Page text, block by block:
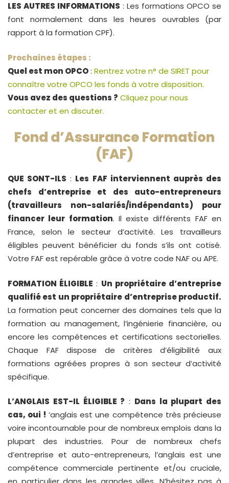
LES AUTRES INFORMATIONS : Les formations OPCO se
font normalement dans les heures ouvrables (par
rapport à la formation CPF).
Prochaines étapes :
Quel est mon OPCO: Rentrez votre n° de SIRET pour
connaître votre OPCO les fonds à votre disposition.
Vous avez des questions ? Cliquez pour nous
contacter et en discuter.
Fond d’Assurance Formation
(FAF)
QUE SONT-ILS : Les FAF interviennent auprès des
chefs d’entreprise et des auto-entrepreneurs
(travailleurs non-salariés/indépendants) pour
financer leur formation. Il existe différents FAF en
France, selon le secteur d’activité. Les travailleurs
éligibles peuvent bénéficier du fonds s’ils ont cotisé.
Votre FAF est repérable grâce à votre code NAF ou APE.
FORMATION ÉLIGIBLE : Un propriétaire d’entreprise
qualifié est un propriétaire d’entreprise productif.
La formation peut concerner des domaines tels que la
formation au management, l’ingénierie financière, ou
encore les compétences et certifications sectorielles.
Chaque FAF dispose de critères d’éligibilité aux
formations agréées propres à son secteur d’activité
spécifique.
L’ANGLAIS EST-IL ÉLIGIBLE ? : Dans la plupart des
cas, oui ! ‘anglais est une compétence très précieuse
voire incontournable pour de nombreux emplois dans la
plupart des industries. Pour de nombreux chefs
d’entreprise et auto-entrepreneurs, l’anglais est une
compétence commerciale pertinente et/ou cruciale,